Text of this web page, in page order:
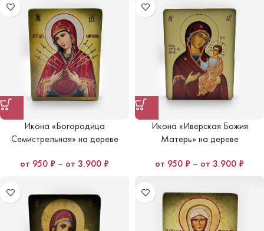
Икона «Богородица
Семистрельная» на дереве
950 ₽ – 3.900 ₽
Икона «Иверская Божия
Матерь» на дереве
950 ₽ – 3.900 ₽